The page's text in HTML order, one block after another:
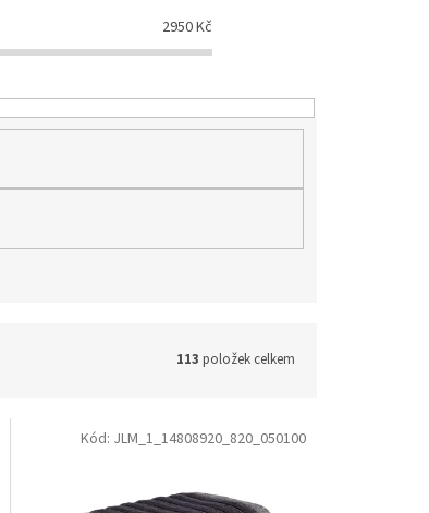
2950Kč
113 položek celkem
Kód: JLM_1_14808920_820_050100